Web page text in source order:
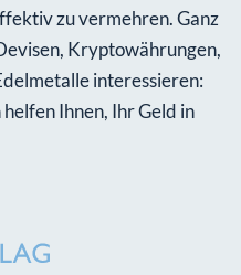
zu vermehren. Ganz
Kryptowährungen,
interessieren:
Ihnen, Ihr Geld in